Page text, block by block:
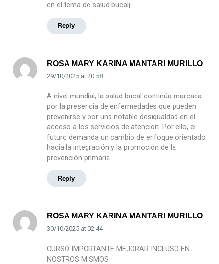
en el tema de salud bucal¡
Reply
ROSA MARY KARINA MANTARI MURILLO
29/10/2025at 20:58
A nivel mundial, la salud bucal continúa marcada
por la presencia de enfermedades que pueden
prevenirse y por una notable desigualdad en el
acceso a los servicios de atención. Por ello, el
futuro demanda un cambio de enfoque orientado
hacia la integración y la promoción de la
prevención primaria.
Reply
ROSA MARY KARINA MANTARI MURILLO
30/10/2025at 02:44
CURSO IMPORTANTE MEJORAR INCLUSO EN
NOSTROS MISMOS